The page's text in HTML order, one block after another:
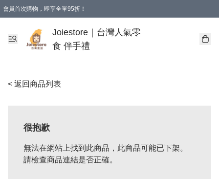
會員首次購物，即享全單95折！
購物滿 HKD 350.00即享免運費優惠！（適用於 本地送貨、本地取貨 )
Joiestore｜台灣人氣零
食 伴手禮
< 返回商品列表
很抱歉
無法在網站上找到此商品，此商品可能已下架。
請檢查商品連結是否正確。